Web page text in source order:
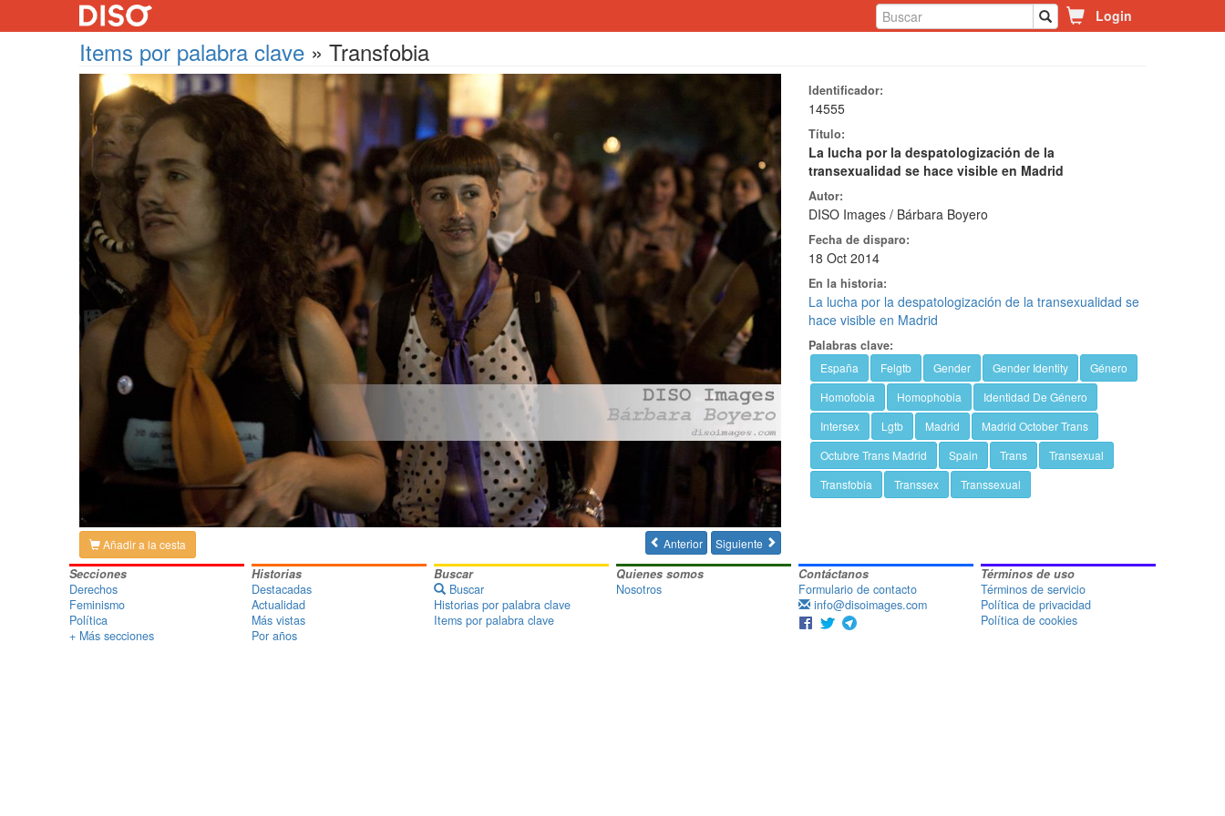
Login
Items por palabra clave » Transfobia
Añadir a la cesta  Anterior Siguiente 
Identificador:
14555
Título:
La lucha por la despatologización de la
transexualidad se hace visible en Madrid
Autor:
DISO Images / Bárbara Boyero
Fecha de disparo:
18 Oct 2014
En la historia:
La lucha por la despatologización de la transexualidad se
hace visible en Madrid
Palabras clave:
España Felgtb Gender Gender Identity
Género
Homofobia
Homophobia
Identidad De Género
Intersex
Lgtb Madrid
Madrid October Trans
Octubre Trans Madrid
Spain Trans
Transexual
Transfobia
Transsex Transsexual
Secciones
Derechos
Feminismo
Política
+ Más secciones
Historias
Destacadas
Actualidad
Más vistas
Por años
Buscar
Buscar
Historias por palabra clave
Items por palabra clave
Quienes somos
Nosotros
Contáctanos
Formulario de contacto
info@disoimages.com
Términos de uso
Términos de servicio
Política de privacidad
Política de cookies